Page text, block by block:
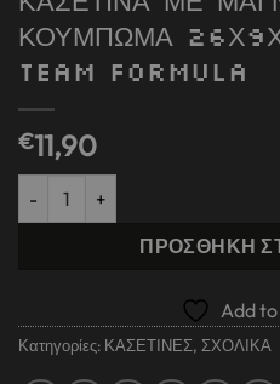
ΚΟΥΜΠΩΜΑ
TEAM FORMULA
€11,90
ΚΑΣΕΤΙΝΑ ΜΕ ΜΑΓΝΗΤΙΚΟ
ΠΡΟΣΘΉΚΗ
Add
Κατηγορίες: ΚΑΣΕΤΙΝΕΣ, ΣΧΟΛΙΚΑ